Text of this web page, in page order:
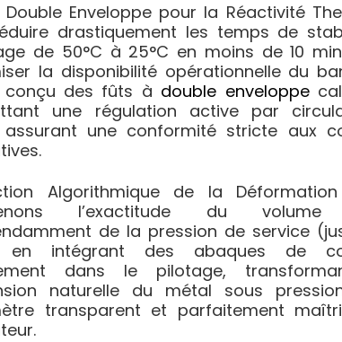
Enveloppe pour la Réactivité
drastiquement les temps de
de 50°C à 25°C en moins de 10
la disponibilité opérationnelle du
conçu des fûts à double enveloppe
une régulation active par
assurant une conformité stricte aux
.
Algorithmique de la
l’exactitude du volume
de la pression de service
en intégrant des abaques de
dans le pilotage,
naturelle du métal sous
transparent et parfaitement
.